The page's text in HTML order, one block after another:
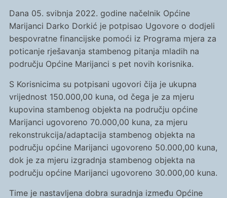
Dana 05. svibnja 2022. godine načelnik Općine
Marijanci Darko Dorkić je potpisao Ugovore o dodjeli
bespovratne financijske pomoći iz Programa mjera za
poticanje rješavanja stambenog pitanja mladih na
području Općine Marijanci s pet novih korisnika.
S Korisnicima su potpisani ugovori čija je ukupna
vrijednost 150.000,00 kuna, od čega je za mjeru
kupovina stambenog objekta na području općine
Marijanci ugovoreno 70.000,00 kuna, za mjeru
rekonstrukcija/adaptacija stambenog objekta na
području općine Marijanci ugovoreno 50.000,00 kuna,
dok je za mjeru izgradnja stambenog objekta na
području općine Marijanci ugovoreno 30.000,00 kuna.
Time je nastavljena dobra suradnja između Općine